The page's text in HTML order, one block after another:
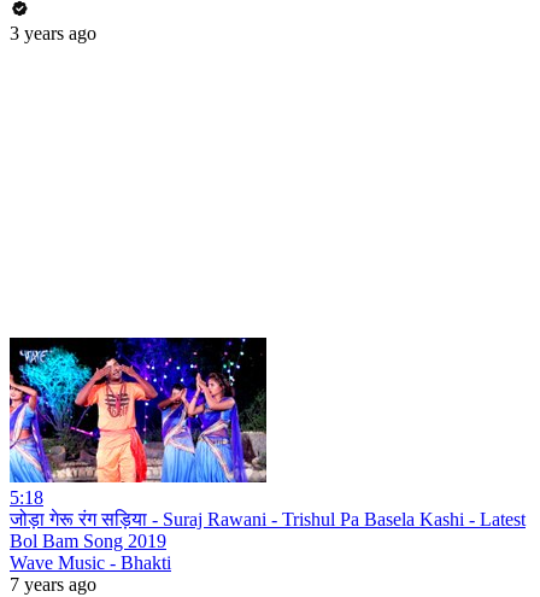
3 years ago
5:18
जोड़ा गेरू रंग सड़िया - Suraj Rawani - Trishul Pa Basela Kashi - Latest
Bol Bam Song 2019
Wave Music - Bhakti
7 years ago